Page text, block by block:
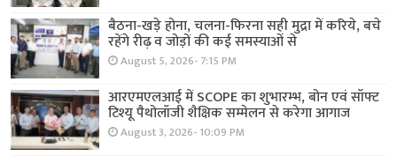
बैठना-खड़े होना, चलना-फिरना सही मुद्रा में करिये, बचे
रहेंगे रीढ़ व जोड़ों की कई समस्याओं से
August 5, 2026- 7:15 PM
आरएमएलआई में SCOPE का शुभारम्भ, बोन एवं सॉफ्ट
टिश्यू पैथोलॉजी शैक्षिक सम्मेलन से करेगा आगाज
August 3, 2026- 10:09 PM